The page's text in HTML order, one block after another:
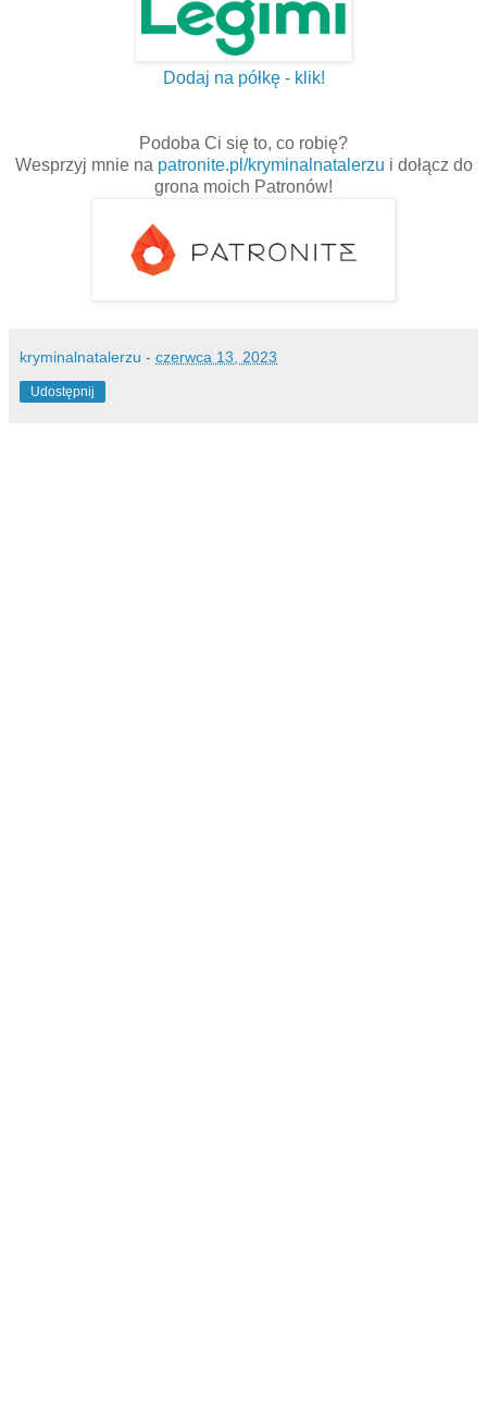
Dodaj na półkę - klik!
Podoba Ci się to, co robię?
Wesprzyj mnie na patronite.pl/kryminalnatalerzu i dołącz do
grona moich Patronów!
kryminalnatalerzu - czerwca 13, 2023
Udostępnij